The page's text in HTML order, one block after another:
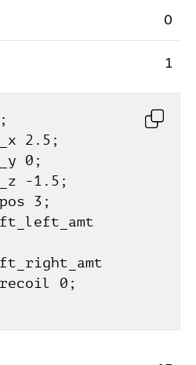
0
1
2.5;
0;
-1.5;
3;
0;